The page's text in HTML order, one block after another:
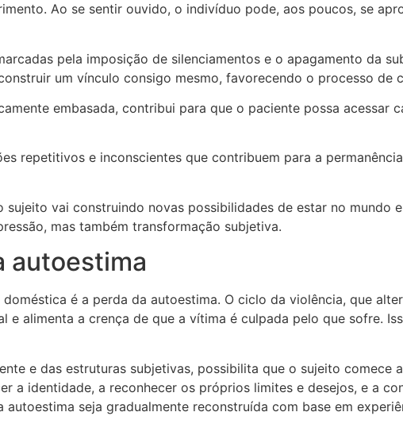
Ao se sentir ouvido, o indivíduo pode, aos poucos, se
pela imposição de silenciamentos e o apagamento da
um vínculo consigo mesmo, favorecendo o processo de
embasada, contribui para que o paciente possa acessar
repetitivos e inconscientes que contribuem para a
vai construindo novas possibilidades de estar no mundo
mas também transformação subjetiva.
autoestima
é a perda da autoestima. O ciclo da violência, que
alimenta a crença de que a vítima é culpada pelo que sofre.
e das estruturas subjetivas, possibilita que o sujeito comece
a identidade, a reconhecer os próprios limites e desejos, e a
seja gradualmente reconstruída com base em